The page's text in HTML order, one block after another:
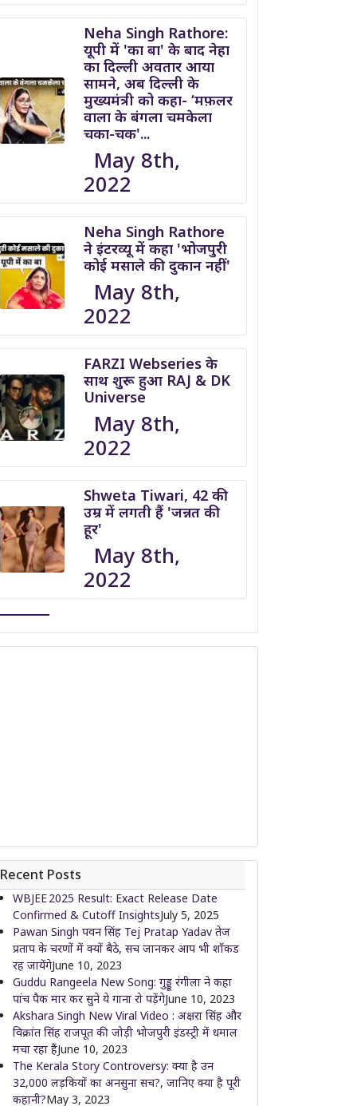
Neha Singh Rathore:
यूपी में 'का बा' के बाद नेहा
का दिल्ली अवतार आया
सामने, अब दिल्ली के
मुख्यमंत्री को कहा- ‘मफ़लर
वाला के बंगला चमकेला
चका-चक'...
May 8th,
2022
Neha Singh Rathore
ने इंटरव्यू में कहा 'भोजपुरी
कोई मसाले की दुकान नहीं'
May 8th,
2022
FARZI Webseries के
साथ शुरू हुआ RAJ & DK
Universe
May 8th,
2022
Shweta Tiwari, 42 की
उम्र में लगती हैं 'जन्नत की
हूर'
May 8th,
2022
Recent Posts
WBJEE 2025 Result: Exact Release Date
Confirmed & Cutoff InsightsJuly 5, 2025
Pawan Singh पवन सिंह Tej Pratap Yadav तेज
प्रताप के चरणों में क्यों बैठे, सच जानकर आप भी शॉकड
रह जायेंगेJune 10, 2023
Guddu Rangeela New Song: गुड्डू रंगीला ने कहा
पांच पैक मार कर सुने ये गाना रो पड़ेंगेJune 10, 2023
Akshara Singh New Viral Video : अक्षरा सिंह और
विक्रांत सिंह राजपूत की जोड़ी भोजपुरी इंडस्ट्री में धमाल
मचा रहा हैंJune 10, 2023
The Kerala Story Controversy: क्या है उन
32,000 लड़कियों का अनसुना सच?, जानिए क्या है पूरी
कहानी?May 3, 2023